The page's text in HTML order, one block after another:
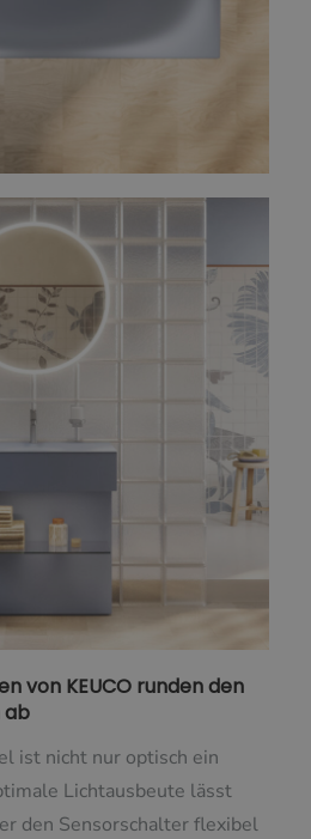
von KEUCO runden den
ab
ist nicht nur optisch ein
Lichtausbeute lässt
den Sensorschalter flexibel